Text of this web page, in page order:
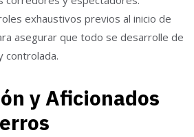
exhaustivos previos al inicio de
asegurar que todo se desarrolle de
controlada.
y Aficionados